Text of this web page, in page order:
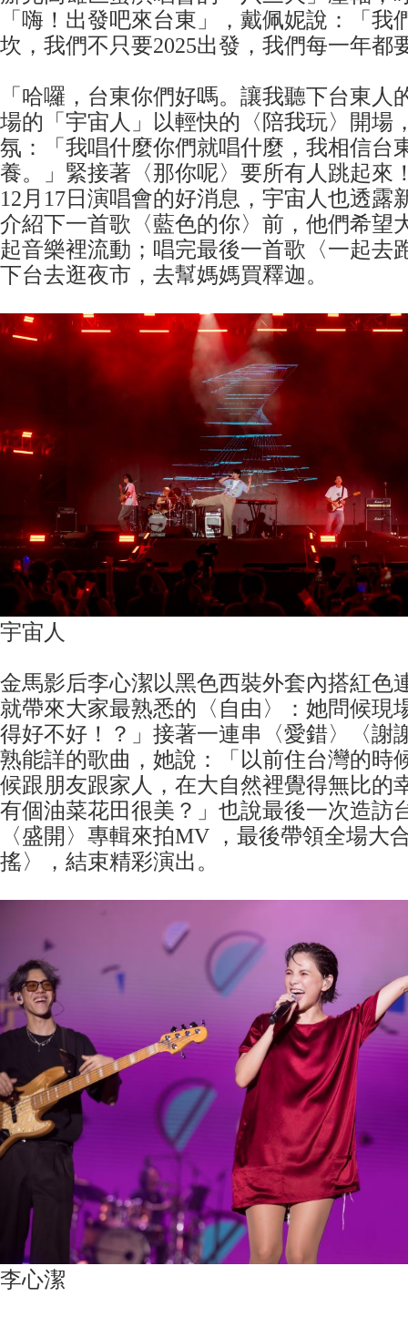
「嗨！出發吧來台東」，戴佩妮說：「我
坎，我們不只要2025出發，我們每一年都
「哈囉，台東你們好嗎。讓我聽下台東人
場的「宇宙人」以輕快的〈陪我玩〉開場
氛：「我唱什麼你們就唱什麼，我相信台
養。」緊接著〈那你呢〉要所有人跳起來
12月17日演唱會的好消息，宇宙人也透露
介紹下一首歌〈藍色的你〉前，他們希望
起音樂裡流動；唱完最後一首歌〈一起去
下台去逛夜市，去幫媽媽買釋迦。
​宇宙人
金馬影后李心潔以黑色西裝外套內搭紅色
就帶來大家最熟悉的〈自由〉：她問候現
得好不好！？」接著一連串〈愛錯〉〈謝
熟能詳的歌曲，她說：「以前住台灣的時
候跟朋友跟家人，在大自然裡覺得無比的
有個油菜花田很美？」也說最後一次造訪
〈盛開〉專輯來拍MV ，最後帶領全場大
搖〉，結束精彩演出。
李心潔